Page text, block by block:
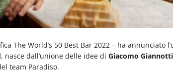
The World’s 50 Best Bar 2022 – ha annunciato
, nasce dall’unione delle idee di Giacomo Giannotti
team Paradiso.